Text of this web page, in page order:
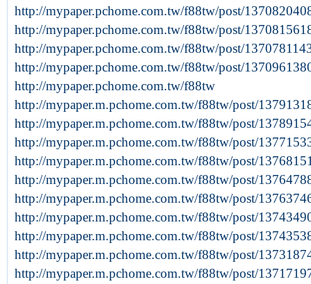
http://mypaper.pchome.com.tw/f88tw/post/
http://mypaper.pchome.com.tw/f88tw/post/
http://mypaper.pchome.com.tw/f88tw/post/
http://mypaper.pchome.com.tw/f88tw/post/
http://mypaper.pchome.com.tw/f88tw
http://mypaper.m.pchome.com.tw/f88tw/post/
http://mypaper.m.pchome.com.tw/f88tw/post/
http://mypaper.m.pchome.com.tw/f88tw/post/
http://mypaper.m.pchome.com.tw/f88tw/post/
http://mypaper.m.pchome.com.tw/f88tw/post/
http://mypaper.m.pchome.com.tw/f88tw/post/
http://mypaper.m.pchome.com.tw/f88tw/post/
http://mypaper.m.pchome.com.tw/f88tw/post/
http://mypaper.m.pchome.com.tw/f88tw/post/
http://mypaper.m.pchome.com.tw/f88tw/post/